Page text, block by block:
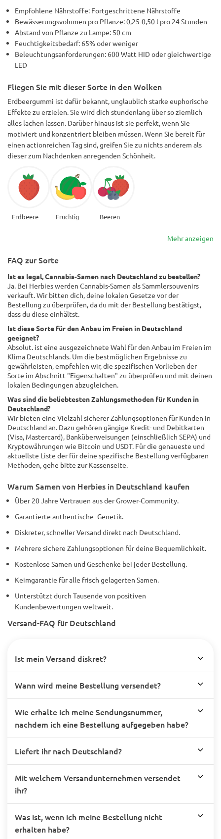
Empfohlene Nährstoffe: Fortgeschrittene Nährstoffe
Bewässerungsvolumen pro Pflanze: 0,25-0,50 l pro 24 Stunden
Abstand von Pflanze zu Lampe: 50 cm
Feuchtigkeitsbedarf: 65% oder weniger
Beleuchtungsanforderungen: 600 Watt HID oder gleichwertige
LED
Fliegen Sie mit dieser Sorte in den Wolken
Erdbeergummi ist dafür bekannt, unglaublich starke euphorische
Effekte zu erzielen. Sie wird dich stundenlang über so ziemlich
alles lachen lassen. Darüber hinaus ist sie perfekt, wenn Sie
motiviert und konzentriert bleiben müssen. Wenn Sie bereit für
einen actionreichen Tag sind, greifen Sie zu nichts anderem als
dieser zum Nachdenken anregenden Schönheit.
Erdbeere Fruchtig Beeren
Mehr anzeigen
FAQ zur Sorte
Ist es legal, Cannabis-Samen nach Deutschland zu bestellen?
Ja. Bei Herbies werden Cannabis-Samen als Sammlersouvenirs
verkauft. Wir bitten dich, deine lokalen Gesetze vor der
Bestellung zu überprüfen, da du mit der Bestellung bestätigst,
dass du diese einhältst.
Ist diese Sorte für den Anbau im Freien in Deutschland
geeignet?
Absolut. ist eine ausgezeichnete Wahl für den Anbau im Freien im
Klima Deutschlands. Um die bestmöglichen Ergebnisse zu
gewährleisten, empfehlen wir, die spezifischen Vorlieben der
Sorte im Abschnitt "Eigenschaften" zu überprüfen und mit deinen
lokalen Bedingungen abzugleichen.
Was sind die beliebtesten Zahlungsmethoden für Kunden in
Deutschland?
Wir bieten eine Vielzahl sicherer Zahlungsoptionen für Kunden in
Deutschland an. Dazu gehören gängige Kredit- und Debitkarten
(Visa, Mastercard), Banküberweisungen (einschließlich SEPA) und
Kryptowährungen wie Bitcoin und USDT. Für die genaueste und
aktuellste Liste der für deine spezifische Bestellung verfügbaren
Methoden, gehe bitte zur Kassenseite.
Warum Samen von Herbies in Deutschland kaufen
Über 20 Jahre Vertrauen aus der Grower-Community.
Garantierte authentische -Genetik.
Diskreter, schneller Versand direkt nach Deutschland.
Mehrere sichere Zahlungsoptionen für deine Bequemlichkeit.
Kostenlose Samen und Geschenke bei jeder Bestellung.
Keimgarantie für alle frisch gelagerten Samen.
Unterstützt durch Tausende von positiven
Kundenbewertungen weltweit.
Versand-FAQ für Deutschland
Ist mein Versand diskret?
Wann wird meine Bestellung versendet?
Wie erhalte ich meine Sendungsnummer,
nachdem ich eine Bestellung aufgegeben habe?
Liefert ihr nach Deutschland?
Mit welchem Versandunternehmen versendet
ihr?
Was ist, wenn ich meine Bestellung nicht
erhalten habe?